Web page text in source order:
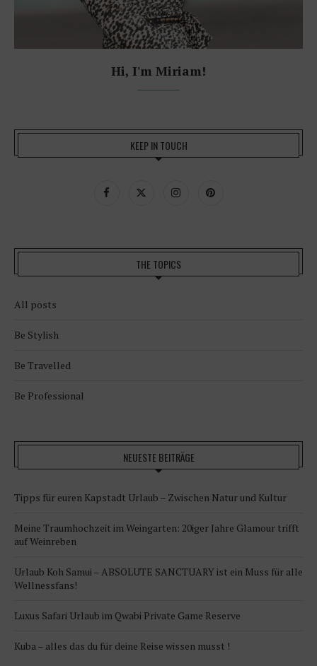
Hi, I'm Miriam!
KEEP IN TOUCH
THE TOPICS
All posts
Be Stylish
Be Travelled
Be Professional
NEUESTE BEITRÄGE
Tipps für euren Kapstadt Urlaub – Zwischen Natur und Kultur
Meine Traumhochzeit im Weingarten: 20iger Jahre Glamour trifft
auf Weinreben
Urlaub Koh Samui – ABSOLUTE SANCTUARY ist ein Muss für alle
Wellnessfans!
Luxus Safari Urlaub im Qwabi Private Game Reserve
Kuba – alles das du für deine Reise wissen musst !